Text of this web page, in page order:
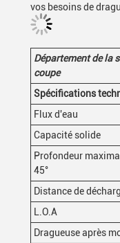
vos besoins de
Département de la
coupe
Spécifications
Flux d'eau
Capacité solide
Profondeur
45°
Distance de
L.O.A
Dragueuse après